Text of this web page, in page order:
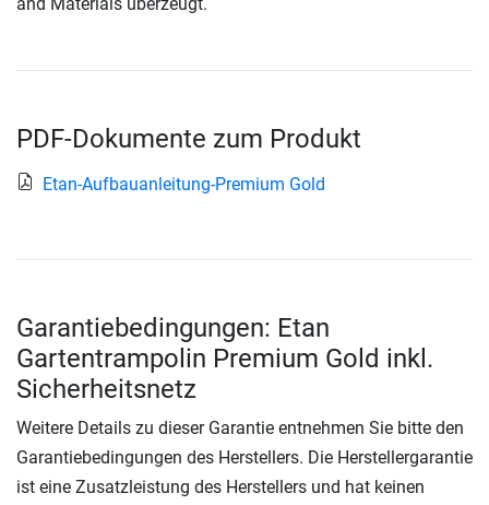
and Materials überzeugt.
PDF-Dokumente zum Produkt
Etan-Aufbauanleitung-Premium Gold
Garantiebedingungen: Etan
Gartentrampolin Premium Gold inkl.
Sicherheitsnetz
Weitere Details zu dieser Garantie entnehmen Sie bitte den
Garantiebedingungen des Herstellers. Die Herstellergarantie
ist eine Zusatzleistung des Herstellers und hat keinen